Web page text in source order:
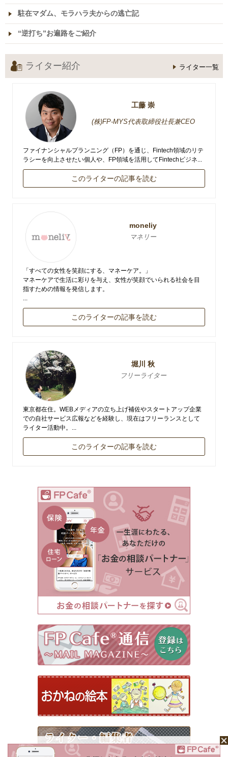
駐在マダム、モラハラ夫からの逃亡記
“逆打ち”お遍路をご紹介
ライター紹介 ライター一覧
工藤 崇
(株)FP-MYS代表取締役社長兼CEO
ファイナンシャルプランニング（FP）を通じ、Fintech領域のリテ
ラシーを向上させたい個人や、FP領域を活用してFintechビジネ...
このライターの記事を読む
moneliy
マネリー
「すべての女性を笑顔にする、マネーケア。」
マネーケアで生活に彩りを与え、女性が笑顔でいられる社会を目
指すための情報を発信します。
...
このライターの記事を読む
堀川 秋
フリーライター
東京都在住。WEBメディアの立ち上げ補佐やスタートアップ企業
での自社サービス広報などを経験し、現在はフリーランスとして
ライター活動中。...
このライターの記事を読む